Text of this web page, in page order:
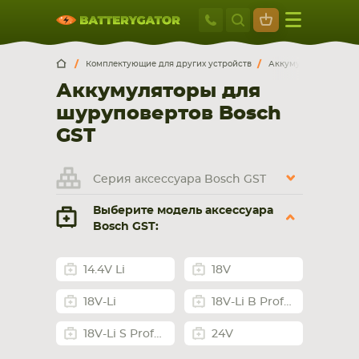
Москва
+7 495 414
Москва
г. Москва, ул. Ткацкая, 5с3 (м. Семеновская)
5 мин. ходьбы от ст.м. “Семеновская”
+7 495 414 28 59
Пн-Вс:
9:00-21:00
смартфона, планшета
НОУТБУКА ПЛАНШЕТА
Комплектующие для других устройств Аккумуляторы для
Аккумуляторы для
шуруповертов Bosch
GST
Серия аксессуара Bosch GST
Выберите модель аксессуара
Bosch GST:
14.4V Li 18V
18V-Li 18V-Li B Professional
18V-Li S Professional 24V